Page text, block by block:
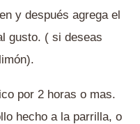
y después agrega el
gusto. ( si deseas
por 2 horas o mas.
hecho a la parrilla, o